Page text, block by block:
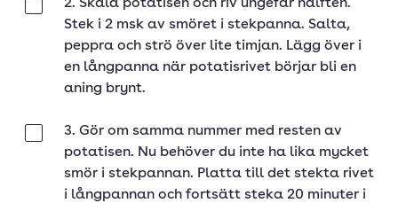
2. Skala potatisen och riv ungefär hälften.
Stek i 2 msk av smöret i stekpanna. Salta,
peppra och strö över lite timjan. Lägg över i
en långpanna när potatisrivet börjar bli en
aning brynt.
3. Gör om samma nummer med resten av
potatisen. Nu behöver du inte ha lika mycket
smör i stekpannan. Platta till det stekta rivet
i långpannan och fortsätt steka 20 minuter i